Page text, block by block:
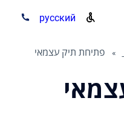
русский
פתיחת תיק עצמאי